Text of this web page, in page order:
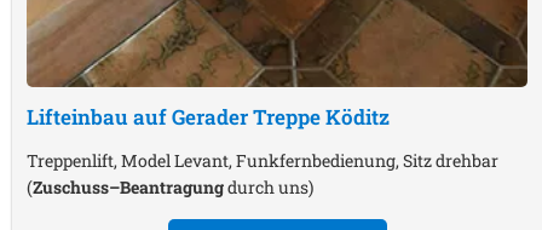
Lifteinbau auf Gerader TreppeKöditz
Treppenlift, Model Levant, Funkfernbedienung, Sitz drehbar
(Zuschuss–Beantragungdurch uns)